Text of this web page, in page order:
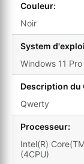
Couleur:
Noir
System
Windows 11 Pro
Description du
Qwerty
Processeur:
Intel(R)
(4CPU)